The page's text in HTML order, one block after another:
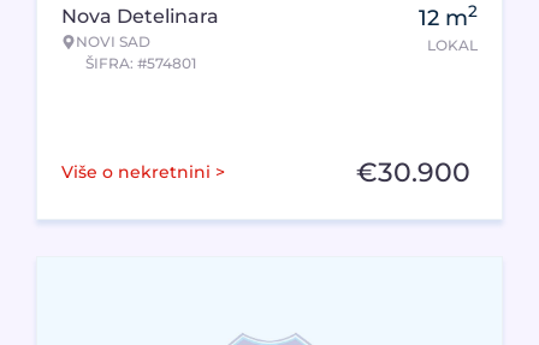
Nova Detelinara
NOVI SAD
ŠIFRA: #574801
12 m2
LOKAL
Više o nekretnini > €30.900